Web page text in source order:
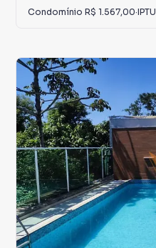
Condomínio R$ 1.567,00·IPTU